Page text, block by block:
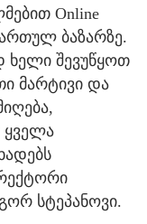
Online
ბაზარზე.
ხელი შევუწყოთ
მარტივი და
ყველა
სტეპანოვი.